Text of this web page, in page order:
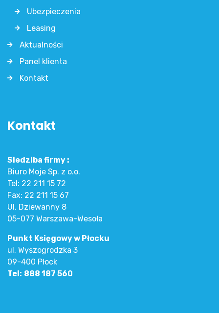
Ubezpieczenia
Leasing
Aktualności
Panel klienta
Kontakt
Kontakt
Siedziba firmy :
Biuro Moje Sp. z o.o.
Tel: 22 211 15 72
Fax: 22 211 15 67
Ul. Dziewanny 8
05-077 Warszawa-Wesoła
Punkt Księgowy w Płocku
ul. Wyszogrodzka 3
09-400 Płock
Tel: 888 187 560